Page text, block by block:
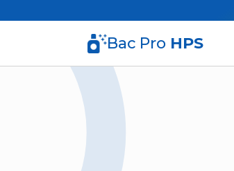
Bac Pro HPS